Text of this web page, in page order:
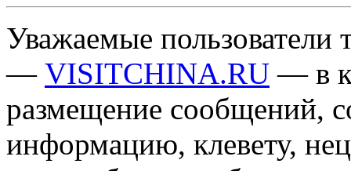
Уважаемые пользователи
— VISITCHINA.RU — в
размещение сообщений,
информацию, клевету,